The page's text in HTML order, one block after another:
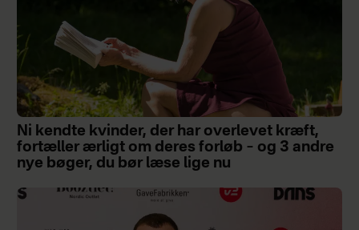
Ni kendte kvinder, der har overlevet kræft,
fortæller ærligt om deres forløb – og 3 andre
nye bøger, du bør læse lige nu